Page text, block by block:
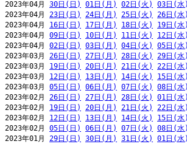
2023年04月 30日(日) 01日(月) 02日(火) 03日(水)
2023年04月 23日(日) 24日(月) 25日(火) 26日(水)
2023年04月 16日(日) 17日(月) 18日(火) 19日(水)
2023年04月 09日(日) 10日(月) 11日(火) 12日(水)
2023年04月 02日(日) 03日(月) 04日(火) 05日(水)
2023年03月 26日(日) 27日(月) 28日(火) 29日(水)
2023年03月 19日(日) 20日(月) 21日(火) 22日(水)
2023年03月 12日(日) 13日(月) 14日(火) 15日(水)
2023年03月 05日(日) 06日(月) 07日(火) 08日(水)
2023年02月 26日(日) 27日(月) 28日(火) 01日(水)
2023年02月 19日(日) 20日(月) 21日(火) 22日(水)
2023年02月 12日(日) 13日(月) 14日(火) 15日(水)
2023年02月 05日(日) 06日(月) 07日(火) 08日(水)
2023年01月 29日(日) 30日(月) 31日(火) 01日(水)